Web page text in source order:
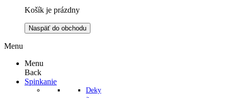
Košík je prázdny
Naspäť do obchodu
Menu
Menu
Back
Spinkanie
Deky